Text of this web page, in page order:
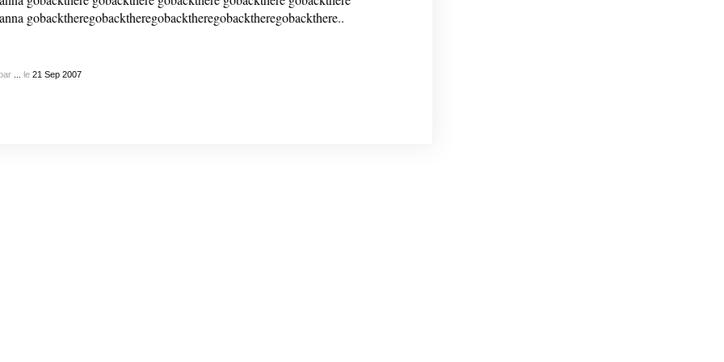
gobacktheregobacktheregobacktheregobacktheregobackthere..
le 21 Sep 2007